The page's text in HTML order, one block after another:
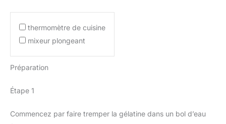
thermomètre de cuisine
mixeur plongeant
Préparation
Étape 1
Commencez par faire tremper la gélatine dans un bol d’eau